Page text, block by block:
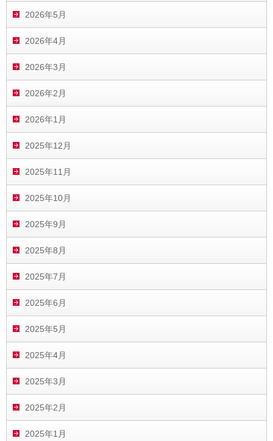
2026年5月
2026年4月
2026年3月
2026年2月
2026年1月
2025年12月
2025年11月
2025年10月
2025年9月
2025年8月
2025年7月
2025年6月
2025年5月
2025年4月
2025年3月
2025年2月
2025年1月